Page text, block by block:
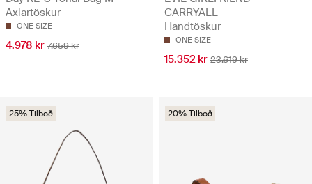
Axlartöskur
ONE SIZE
4.978 kr 7.659 kr
CARRYALL -
Handtöskur
ONE SIZE
15.352 kr 23.619 kr
25% Tilboð 20% Tilboð